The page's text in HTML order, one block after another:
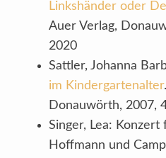
Linkshänder oder
Auer Verlag,
2020
Sattler, Johanna
im Kindergartenalter
Donauwörth, 2007,
Singer, Lea:
Hoffmann und